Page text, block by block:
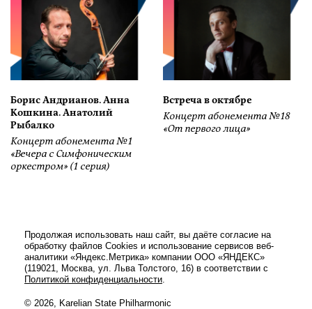
Борис Андрианов. Анна
Кошкина. Анатолий
Рыбалко
Концерт абонемента №1
«Вечера с Симфоническим
оркестром» (1 серия)
Встреча в октябре
Концерт абонемента №18
«От первого лица»
Продолжая использовать наш сайт, вы даёте согласие на
обработку файлов Cookies и использование сервисов веб-
аналитики «Яндекс.Метрика» компании ООО «ЯНДЕКС»
(119021, Москва, ул. Льва Толстого, 16) в соответствии с
Политикой конфиденциальности.
© 2026, Karelian State Philharmonic